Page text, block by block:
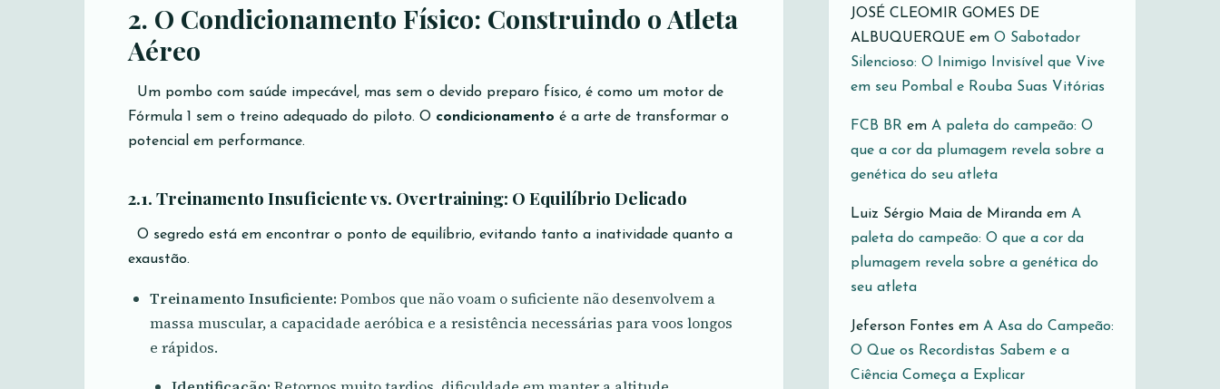
2. O Condicionamento Físico: Construindo o Atleta
Aéreo
Um pombo com saúde impecável, mas sem o devido preparo físico, é como um motor de
Fórmula 1 sem o treino adequado do piloto. O condicionamento é a arte de transformar o
potencial em performance.
2.1. Treinamento Insuficiente vs. Overtraining: O Equilíbrio Delicado
O segredo está em encontrar o ponto de equilíbrio, evitando tanto a inatividade quanto a
exaustão.
Treinamento Insuficiente: Pombos que não voam o suficiente não desenvolvem a
massa muscular, a capacidade aeróbica e a resistência necessárias para voos longos
e rápidos.
JOSÉ CLEOMIR GOMES DE
ALBUQUERQUE em O Sabotador
Silencioso: O Inimigo Invisível que Vive
em seu Pombal e Rouba Suas Vitórias
FCB BR em A paleta do campeão: O
que a cor da plumagem revela sobre a
genética do seu atleta
Luiz Sérgio Maia de Miranda em A
paleta do campeão: O que a cor da
plumagem revela sobre a genética do
seu atleta
Jeferson Fontes em A Asa do Campeão:
O Que os Recordistas Sabem e a
Ciência Começa a Explicar